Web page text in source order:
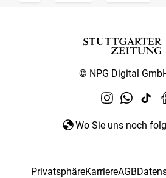
© NPG Digital
Wo Sie uns noch
PrivatsphäreKarriereAGB